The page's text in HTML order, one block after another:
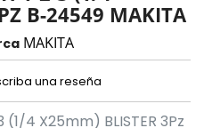
B-24549 MAKITA
MAKITA
una reseña
(1/4 X25mm) BLISTER 3Pz